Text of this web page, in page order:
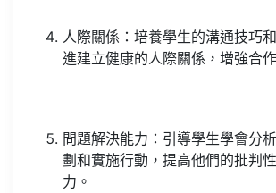
人際關係：培養學生的溝通技巧
進建立健康的人際關係，增強合
問題解決能力：引導學生學會分
劃和實施行動，提高他們的批判
力。